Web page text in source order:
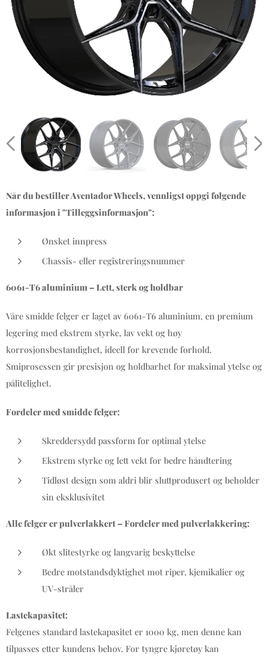
Når du bestiller Aventador Wheels, vennligst oppgi følgende
informasjon i "Tilleggsinformasjon":
Ønsket innpress
Chassis- eller registreringsnummer
6061-T6 aluminium – Lett, sterk og holdbar
Våre smidde felger er laget av 6061-T6 aluminium, en premium
legering med ekstrem styrke, lav vekt og høy
korrosjonsbestandighet, ideell for krevende forhold.
Smiprosessen gir presisjon og holdbarhet for maksimal ytelse og
pålitelighet.
Fordeler med smidde felger:
Skreddersydd passform for optimal ytelse
Ekstrem styrke og lett vekt for bedre håndtering
Tidløst design som aldri blir sluttprodusert og beholder
sin eksklusivitet
Alle felger er pulverlakkert – Fordeler med pulverlakkering:
Økt slitestyrke og langvarig beskyttelse
Bedre motstandsdyktighet mot riper, kjemikalier og
UV-stråler
Lastekapasitet:
Felgenes standard lastekapasitet er 1000 kg, men denne kan
tilpasses etter kundens behov. For tyngre kjøretøy kan